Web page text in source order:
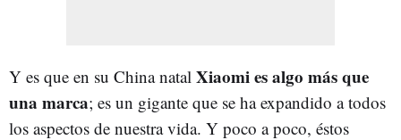
Y es que en su China natal Xiaomi es algo más que
una marca; es un gigante que se ha expandido a todos
los aspectos de nuestra vida. Y poco a poco, éstos